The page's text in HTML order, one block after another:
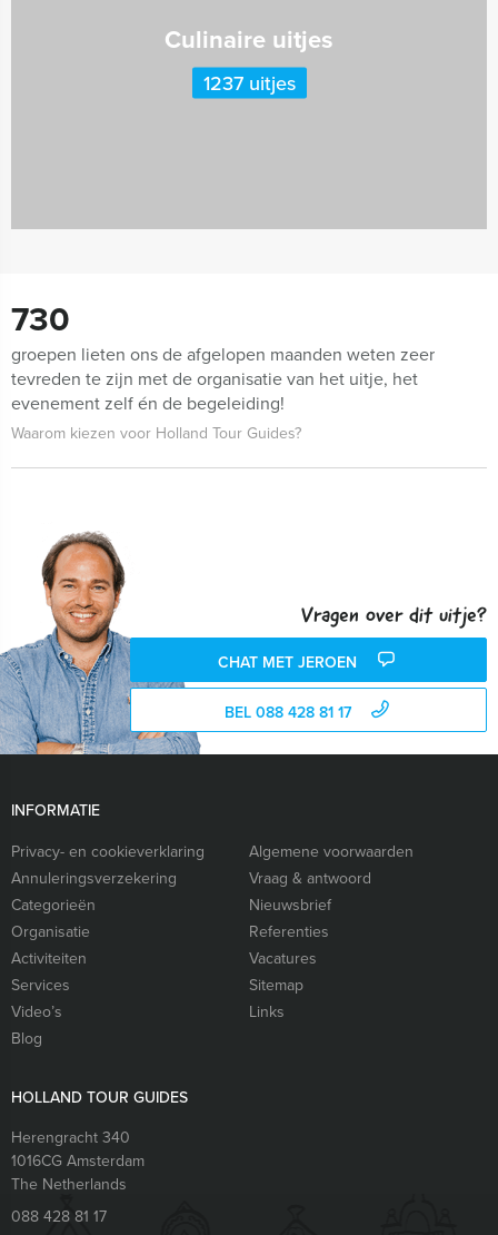
Culinaire uitjes
1237 uitjes
730
groepen lieten ons de afgelopen maanden weten zeer
tevreden te zijn met de organisatie van het uitje, het
evenement zelf én de begeleiding!
Waarom kiezen voor Holland Tour Guides?
Vragen over dit uitje?
CHAT MET JEROEN
BEL 088 428 81 17
INFORMATIE
Privacy- en cookieverklaring
Algemene voorwaarden
Annuleringsverzekering
Vraag & antwoord
Categorieën
Nieuwsbrief
Organisatie
Referenties
Activiteiten
Vacatures
Services
Sitemap
Video’s
Links
Blog
HOLLAND TOUR GUIDES
Herengracht 340
1016CG Amsterdam
The Netherlands
088 428 81 17